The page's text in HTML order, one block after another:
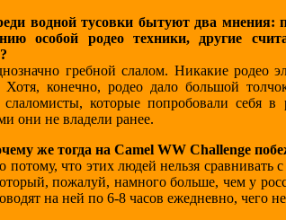
водной тусовки бытуют два мнения:
особой родео техники, другие
гребной слалом. Никакие родео
Хотя, конечно, родео дало большой
слаломисты, которые попробовали себя
они не владели ранее.
же тогда на Camel WW Challenge
что этих людей нельзя сравнивать
пожалуй, намного больше, чем у
на ней по 6-8 часов ежедневно, чего